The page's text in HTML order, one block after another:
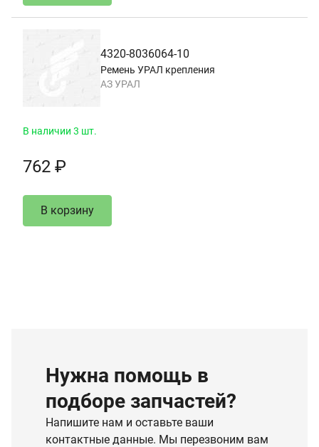
4320-8036064-10
Ремень УРАЛ крепления
АЗ УРАЛ
В наличии 3 шт.
762 ₽
В корзину
Нужна помощь в
подборе запчастей?
Напишите нам и оставьте ваши
контактные данные. Мы перезвоним вам